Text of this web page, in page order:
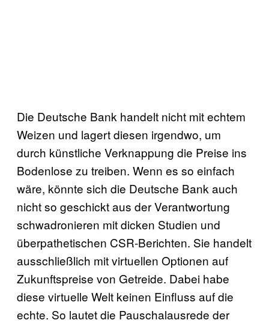
Die Deutsche Bank handelt nicht mit echtem
Weizen und lagert diesen irgendwo, um
durch künstliche Verknappung die Preise ins
Bodenlose zu treiben. Wenn es so einfach
wäre, könnte sich die Deutsche Bank auch
nicht so geschickt aus der Verantwortung
schwadronieren mit dicken Studien und
überpathetischen CSR-Berichten. Sie handelt
ausschließlich mit virtuellen Optionen auf
Zukunftspreise von Getreide. Dabei habe
diese virtuelle Welt keinen Einfluss auf die
echte. So lautet die Pauschalausrede der